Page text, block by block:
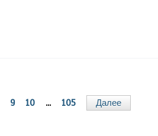
9 10 ... 105 Далее